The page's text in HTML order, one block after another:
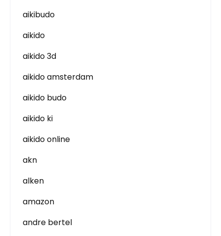
aikibudo
aikido
aikido 3d
aikido amsterdam
aikido budo
aikido ki
aikido online
akn
alken
amazon
andre bertel